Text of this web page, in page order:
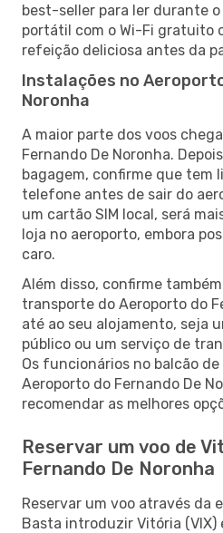
best-seller para ler durante
portátil com o Wi-Fi gratuito
refeição deliciosa antes da
Instalações no
Noronha
A maior parte dos voos
Fernando De Noronha.
bagagem, confirme que tem
telefone antes de sair do
um cartão SIM local, será
loja no aeroporto, embora
caro.
Além disso, confirme
transporte do Aeroporto do
até ao seu alojamento, seja
público ou um serviço de
Os funcionários no balcão
Aeroporto do Fernando De
recomendar as melhores
Reservar um voo de
Fernando De Noronha
Reservar um voo através da
Basta introduzir Vitória (VIX)